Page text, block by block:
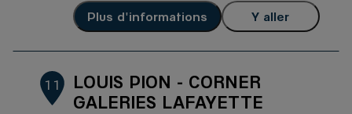
Plus d'informations Y aller
11
LOUIS PION - CORNER
GALERIES LAFAYETTE